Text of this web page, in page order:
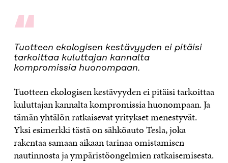
“
Tuotteen ekologisen kestävyyden ei pitäisi
tarkoittaa kuluttajan kannalta
kompromissia huonompaan.
Tuotteen ekologisen kestävyyden ei pitäisi tarkoittaa
kuluttajan kannalta kompromissia huonompaan. Ja
tämän yhtälön ratkaisevat yritykset menestyvät.
Yksi esimerkki tästä on sähköauto Tesla, joka
rakentaa samaan aikaan tarinaa omistamisen
nautinnosta ja ympäristöongelmien ratkaisemisesta.